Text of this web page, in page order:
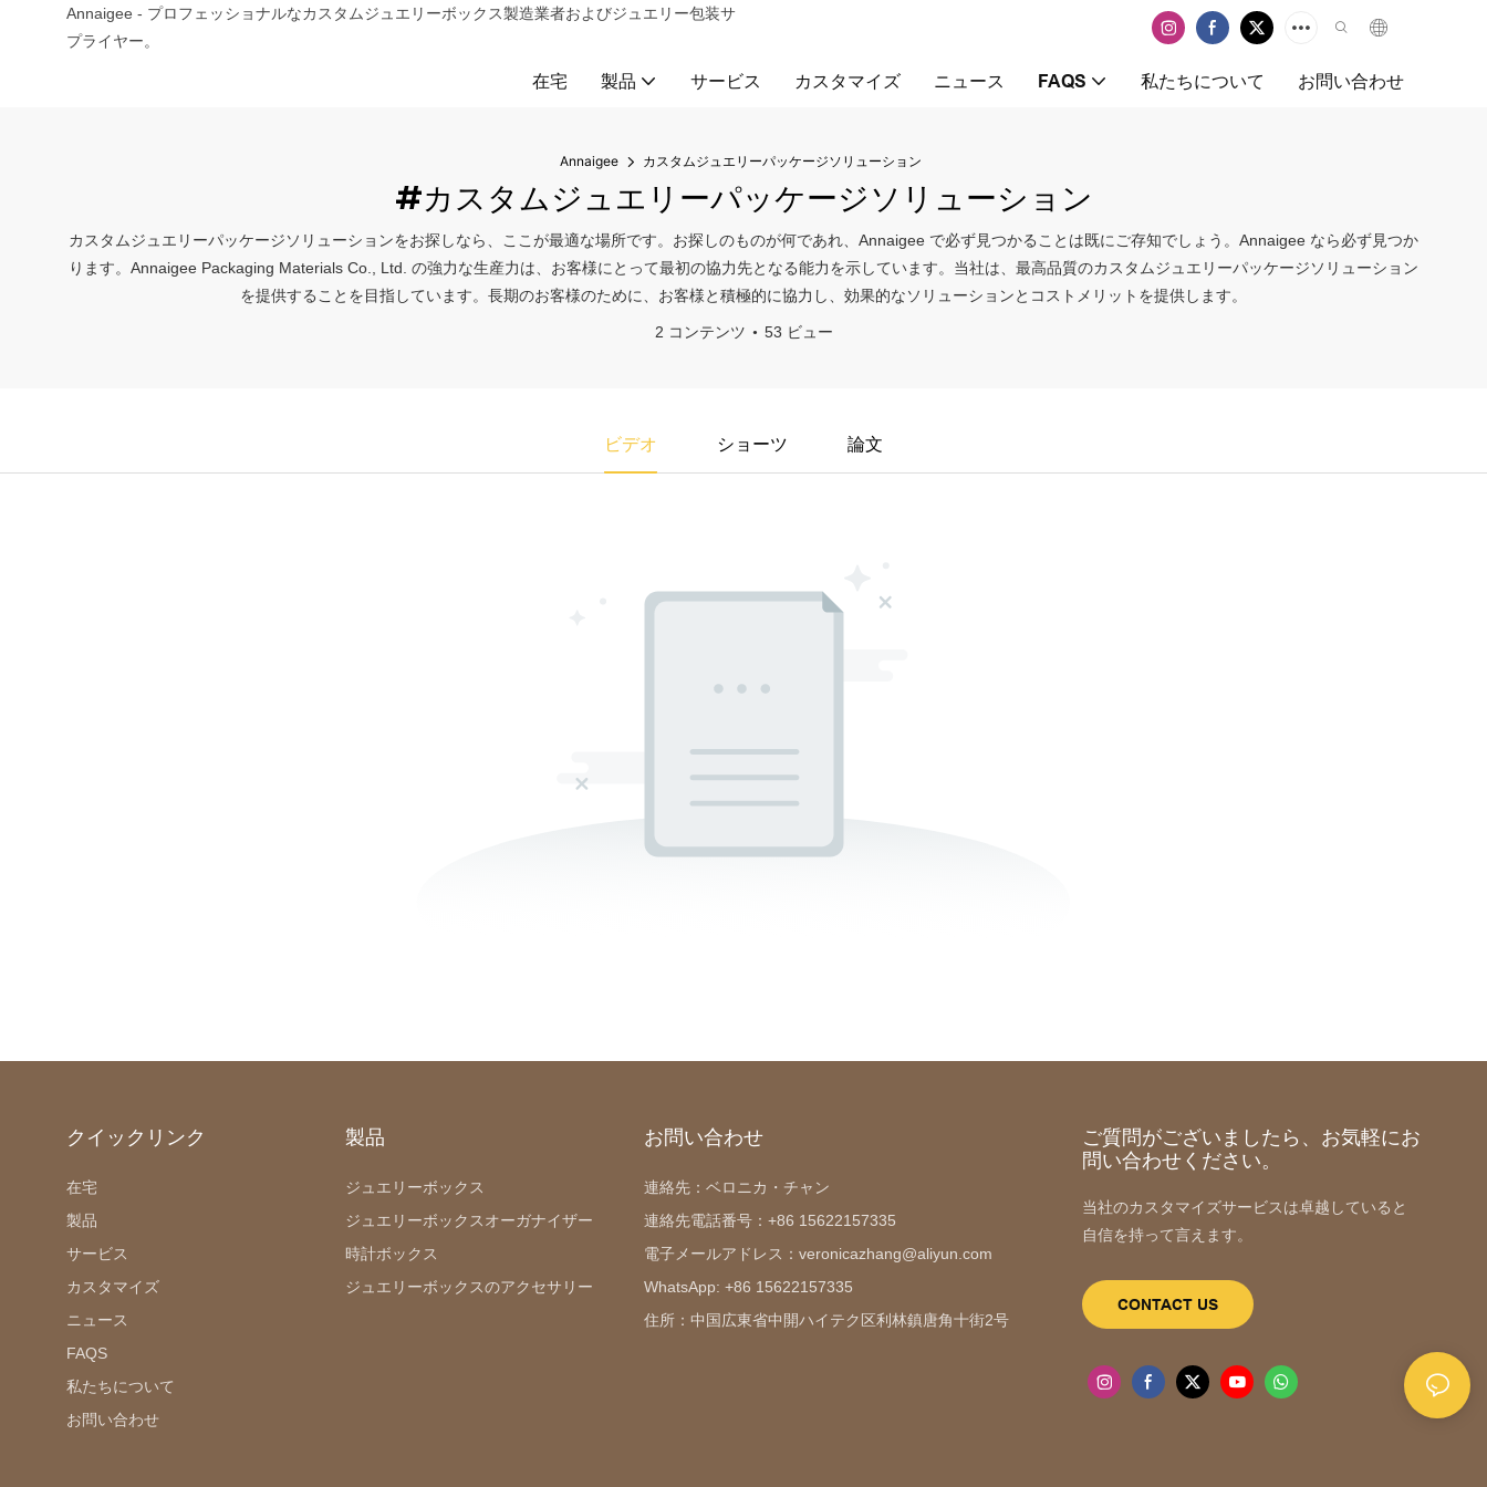
Annaigee - プロフェッショナルなカスタムジュエリーボックス製造業者およびジュエリー包装サ
プライヤー。
在宅 製品 サービス カスタマイズ ニュース FAQS 私たちについて お問い合わせ
Annaigee カスタムジュエリーパッケージソリューション
#カスタムジュエリーパッケージソリューション
カスタムジュエリーパッケージソリューションをお探しなら、ここが最適な場所です。お探しのものが何であれ、Annaigee で必ず見つかることは既にご存知でしょう。Annaigee なら必ず見つか
ります。Annaigee Packaging Materials Co., Ltd. の強力な生産力は、お客様にとって最初の協力先となる能力を示しています。当社は、最高品質のカスタムジュエリーパッケージソリューション
を提供することを目指しています。長期のお客様のために、お客様と積極的に協力し、効果的なソリューションとコストメリットを提供します。
2 コンテンツ 53 ビュー
ビデオ ショーツ 論文
クイックリンク
在宅
製品
サービス
カスタマイズ
ニュース
FAQS
私たちについて
お問い合わせ
製品
ジュエリーボックス
ジュエリーボックスオーガナイザー
時計ボックス
ジュエリーボックスのアクセサリー
お問い合わせ
連絡先：ベロニカ・チャン
連絡先電話番号：+86 15622157335
電子メールアドレス：veronicazhang@aliyun.com
WhatsApp: +86 15622157335
住所：中国広東省中開ハイテク区利林鎮唐角十街2号
ご質問がございましたら、お気軽にお
問い合わせください。
当社のカスタマイズサービスは卓越していると
自信を持って言えます。
CONTACT US